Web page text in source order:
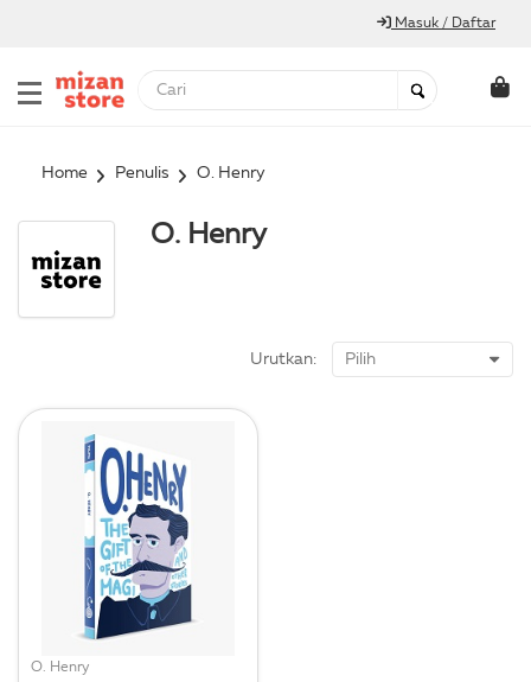
Masuk / Daftar
Home Penulis O. Henry
O. Henry
Urutkan:
O. Henry